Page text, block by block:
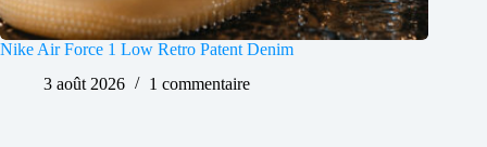
Nike Air Force 1 Low Retro Patent Denim
3 août 2026
1 commentaire